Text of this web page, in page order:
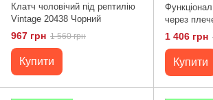
Клатч чоловічий під рептилію
Vintage 20438 Чорний
967 грн 1 560 грн
Купити
через
Зелений
1 406 грн
Купити